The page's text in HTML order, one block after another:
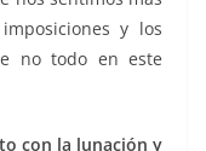
y los
no todo en este
con la lunación y